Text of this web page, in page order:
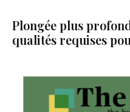
Plongée plus
qualités requises